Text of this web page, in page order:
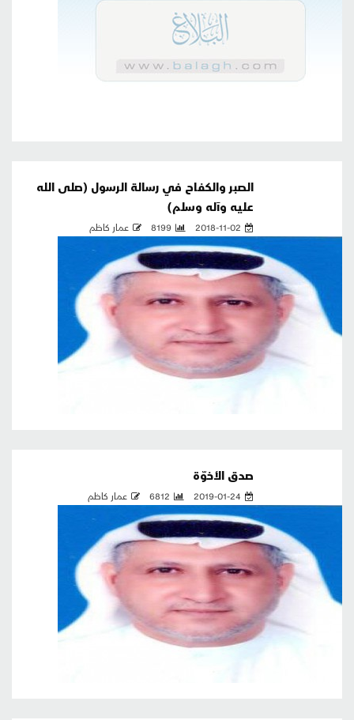
الصبر والكفاح في رسالة الرسول (صلى الله
عليه وآله وسلم)
2018-11-02
8199 عمار كاظم
صدق الأخوّة
2019-01-24
6812 عمار كاظم